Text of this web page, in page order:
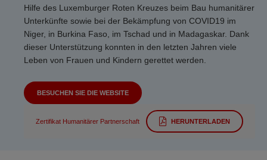
Hilfe des Luxemburger Roten Kreuzes beim Bau humanitärer
Unterkünfte sowie bei der Bekämpfung von COVID19 im
Niger, in Burkina Faso, im Tschad und in Madagaskar. Dank
dieser Unterstützung konnten in den letzten Jahren viele
Leben von Frauen und Kindern gerettet werden.
BESUCHEN SIE DIE WEBSITE
Zertifikat Humanitärer Partnerschaft HERUNTERLADEN